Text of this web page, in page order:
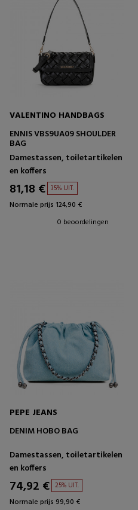
VALENTINO HANDBAGS
ENNIS VBS9UA09 SHOULDER
BAG
Damestassen, toiletartikelen
en koffers
81,18 € 35% UIT.
Normale prijs 124,90 €
0 beoordelingen
PEPE JEANS
DENIM HOBO BAG
Damestassen, toiletartikelen
en koffers
74,92 € 25% UIT.
Normale prijs 99,90 €